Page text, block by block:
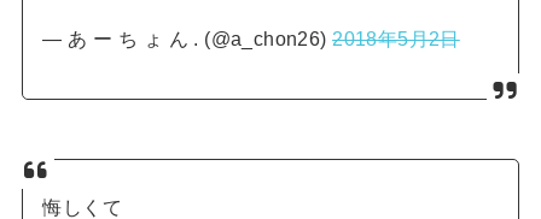
— あ ー ち ょ ん . (@a_chon26)2018年5月2日
悔しくて